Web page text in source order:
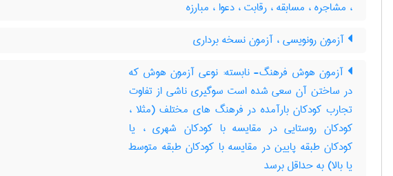
، مشاجره ، مسابقه ، رقابت ، دعوا ، مبارزه
آزمون رونویسی ، آزمون نسخه برداری
آزمون هوش فرهنگ- نابسته: نوعی آزمون هوش که
در ساختن آن سعی شده است سوگیری ناشی از تفاوت
تجارب کودکان بارآمده در فرهنگ های مختلف (مثلا ،
کودکان روستایی در مقایسه با کودکان شهری ، یا
کودکان طبقه پایین در مقایسه با کودکان طبقه متوسط
یا بالا) به حداقل برسد